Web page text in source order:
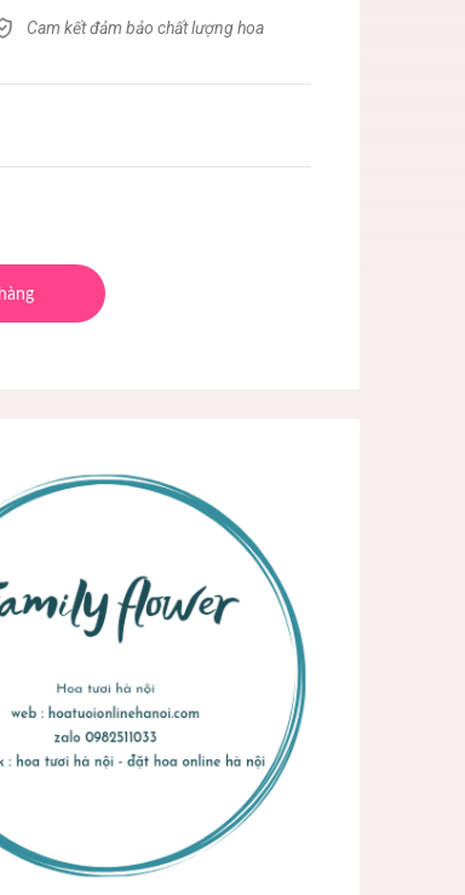
Cam kết đảm bảo chất lượng hoa